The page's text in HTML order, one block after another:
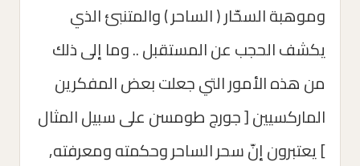
وموهبة السحّار ( الساحر ) والمتنبئ الذي
يكشف الحجب عن المستقبل .. وما إلى ذلك
من هذه الأمور التي جعلت بعض المفكرين
الماركسيين [ جورج طومسن على سبيل المثال
] يعتبرون إنّ سحر الساحر وحكمته ومعرفته,